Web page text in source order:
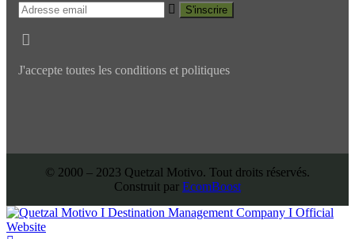
J'accepte toutes les conditions et politiques
© 2000 – 2023 Quetzal Motivo. Tout droits réservés.
Construit par EcomBoost